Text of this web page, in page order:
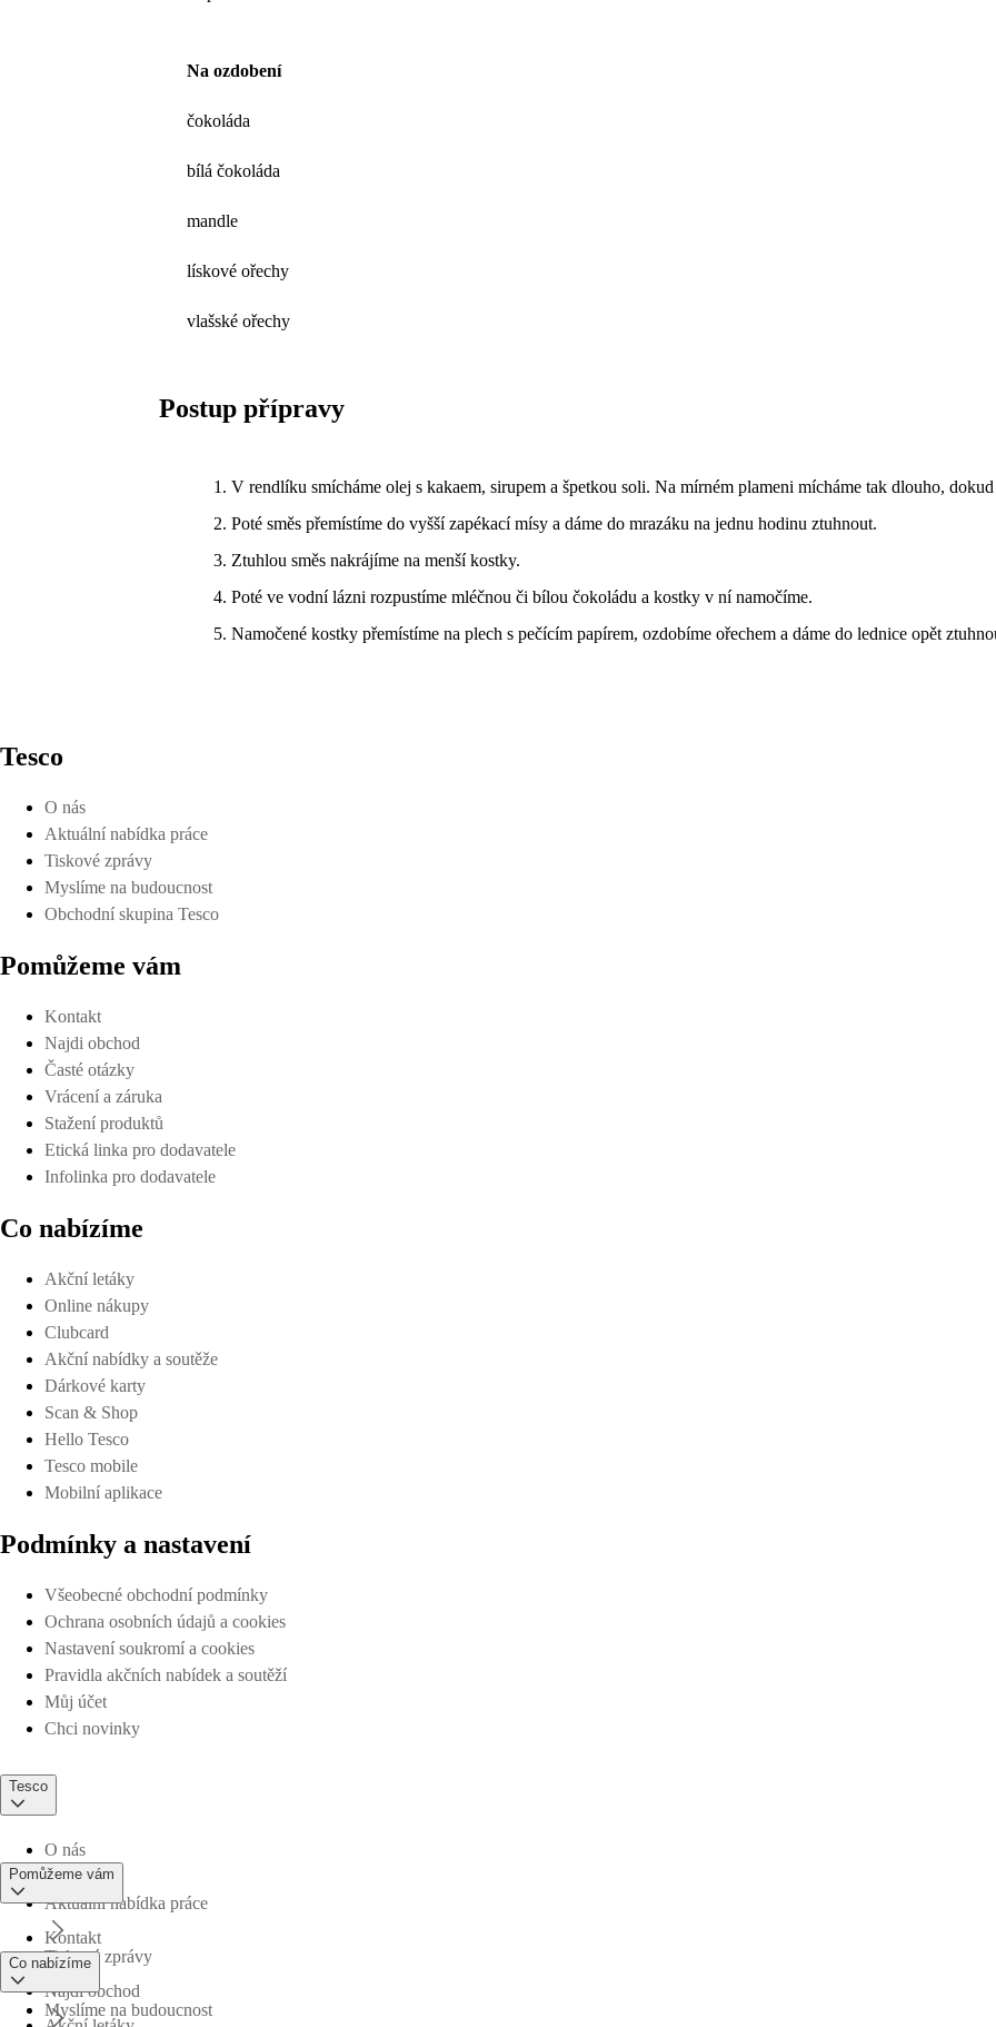
Na ozdobení
čokoláda
bílá čokoláda
mandle
lískové ořechy
vlašské ořechy
Postup přípravy
V rendlíku smícháme olej s kakaem, sirupem a špetkou soli. Na mírném plameni mícháme tak dlouho,
Poté směs přemístíme do vyšší zapékací mísy a dáme do mrazáku na jednu hodinu ztuhnout.
Ztuhlou směs nakrájíme na menší kostky.
Poté ve vodní lázni rozpustíme mléčnou či bílou čokoládu a kostky v ní namočíme.
Namočené kostky přemístíme na plech s pečícím papírem, ozdobíme ořechem a dáme do lednice opět
Tesco
O nás
Aktuální nabídka práce
Tiskové zprávy
Myslíme na budoucnost
Obchodní skupina Tesco
Pomůžeme vám
Kontakt
Najdi obchod
Časté otázky
Vrácení a záruka
Stažení produktů
Etická linka pro dodavatele
Infolinka pro dodavatele
Co nabízíme
Akční letáky
Online nákupy
Clubcard
Akční nabídky a soutěže
Dárkové karty
Scan & Shop
Hello Tesco
Tesco mobile
Mobilní aplikace
Podmínky a nastavení
Všeobecné obchodní podmínky
Ochrana osobních údajů a cookies
Nastavení soukromí a cookies
Pravidla akčních nabídek a soutěží
Můj účet
Chci novinky
Tesco
O nás
Aktuální nabídka práce
Tiskové zprávy
Myslíme na budoucnost
Pomůžeme vám
Kontakt
Najdi obchod
Co nabízíme